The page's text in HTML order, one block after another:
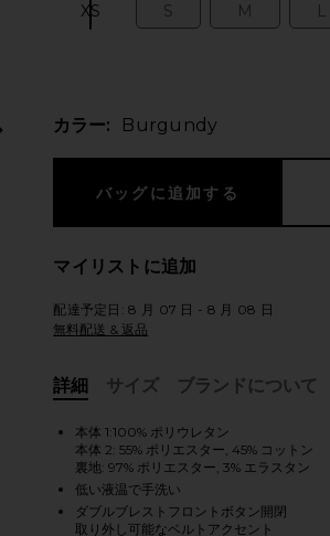
view 2 of 4 FAUX LEATHER コート in
XS S M L
カラー: Burgundy
マイリストに追加
配達予定日: 8 月 07 日 - 8 月 08 日
無料配送 & 返品
詳細
サイズ ブランドについて
本体 1:100% ポリウレタン
本体 2: 55% ポリエスター, 45% コットン
裏地: 97% ポリエスター, 3% エラスタン
低い液温で手洗い
ダブルブレストフロントボタン開閉
取り外し可能なベルトアクセント